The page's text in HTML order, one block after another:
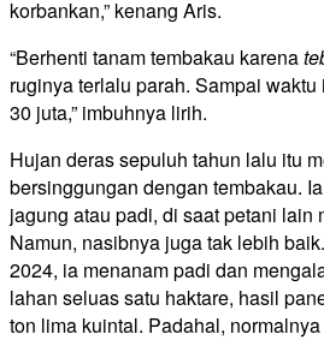
korbankan,” kenang Aris.
“Berhenti tanam tembakau karena
ruginya terlalu parah. Sampai
30 juta,” imbuhnya lirih.
Hujan deras sepuluh tahun lalu itu
bersinggungan dengan tembakau.
jagung atau padi, di saat petani lain
Namun, nasibnya juga tak lebih
2024, ia menanam padi dan
lahan seluas satu haktare, hasil
ton lima kuintal. Padahal,